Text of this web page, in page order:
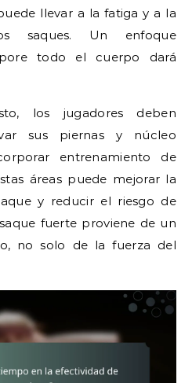
llevar a la fatiga y a la
saques. Un enfoque
todo el cuerpo dará
los jugadores deben
sus piernas y núcleo
entrenamiento de
áreas puede mejorar la
y reducir el riesgo de
fuerte proviene de un
no solo de la fuerza del